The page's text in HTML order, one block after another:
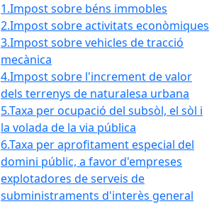
1.Impost sobre béns immobles
2.Impost sobre activitats econòmiques
3.Impost sobre vehicles de tracció
mecànica
4.Impost sobre l'increment de valor
dels terrenys de naturalesa urbana
5.Taxa per ocupació del subsòl, el sòl i
la volada de la via pública
6.Taxa per aprofitament especial del
domini públic, a favor d'empreses
explotadores de serveis de
subministraments d'interès general